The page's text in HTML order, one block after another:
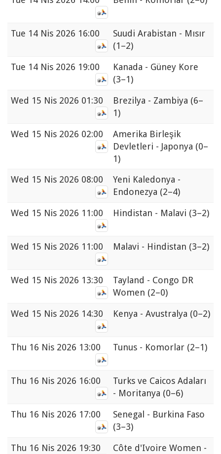
Tue 14 Nis 2026 16:00
Suudi Arabistan - Mısır
(1–2)
Tue 14 Nis 2026 19:00
Kanada - Güney Kore
(3–1)
Wed 15 Nis 2026 01:30 Brezilya - Zambiya (6–
1)
Wed 15 Nis 2026 02:00
Amerika Birleşik
Devletleri - Japonya (0–
1)
Wed 15 Nis 2026 08:00
Yeni Kaledonya -
Endonezya (2–4)
Wed 15 Nis 2026 11:00 Hindistan - Malavi (3–2)
Wed 15 Nis 2026 11:00 Malavi - Hindistan (3–2)
Wed 15 Nis 2026 13:30
Tayland - Congo DR
Women (2–0)
Wed 15 Nis 2026 14:30 Kenya - Avustralya (0–2)
Thu 16 Nis 2026 13:00 Tunus - Komorlar (2–1)
Thu 16 Nis 2026 16:00
Turks ve Caicos Adaları
- Moritanya (0–6)
Thu 16 Nis 2026 17:00
Senegal - Burkina Faso
(3–3)
Thu 16 Nis 2026 19:30
Côte d'Ivoire Women -